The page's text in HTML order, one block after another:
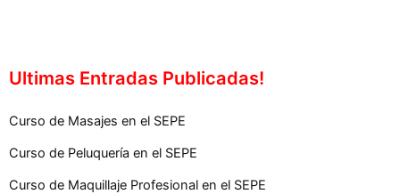
Ultimas Entradas Publicadas!
Curso de Masajes en el SEPE
Curso de Peluquería en el SEPE
Curso de Maquillaje Profesional en el SEPE